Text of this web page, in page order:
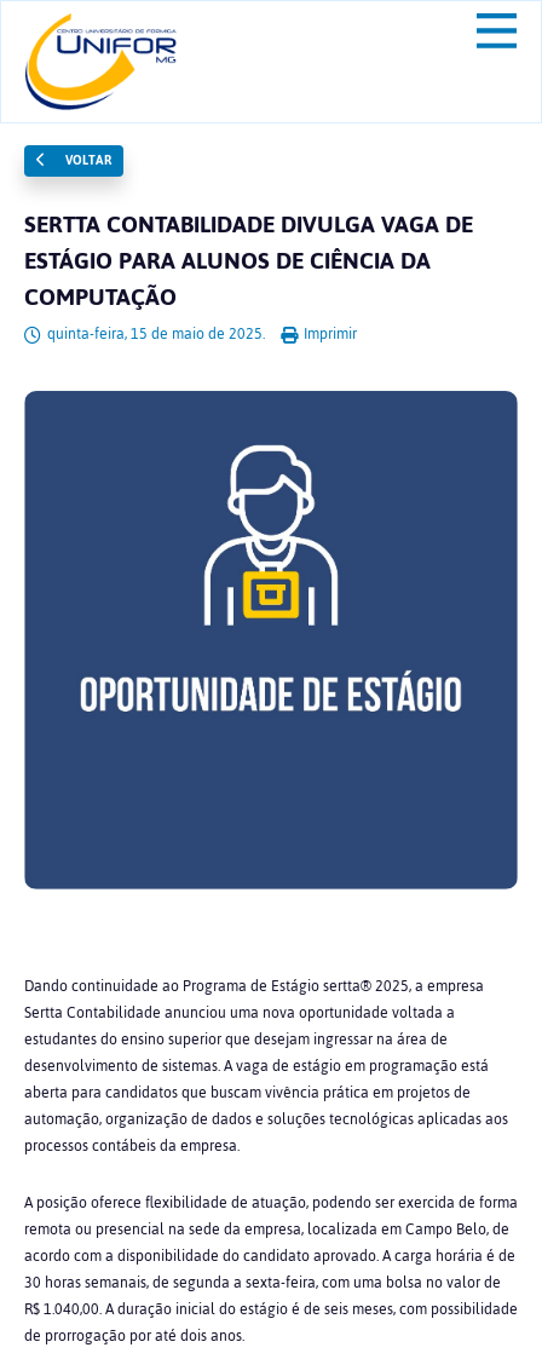
VOLTAR
SERTTA CONTABILIDADE DIVULGA VAGA DE
ESTÁGIO PARA ALUNOS DE CIÊNCIA DA
COMPUTAÇÃO
quinta-feira, 15 de maio de 2025. Imprimir
Dando continuidade ao Programa de Estágio sertta® 2025, a empresa
Sertta Contabilidade anunciou uma nova oportunidade voltada a
estudantes do ensino superior que desejam ingressar na área de
desenvolvimento de sistemas. A vaga de estágio em programação está
aberta para candidatos que buscam vivência prática em projetos de
automação, organização de dados e soluções tecnológicas aplicadas aos
processos contábeis da empresa.
A posição oferece flexibilidade de atuação, podendo ser exercida de forma
remota ou presencial na sede da empresa, localizada em Campo Belo, de
acordo com a disponibilidade do candidato aprovado. A carga horária é de
30 horas semanais, de segunda a sexta-feira, com uma bolsa no valor de
R$ 1.040,00. A duração inicial do estágio é de seis meses, com possibilidade
de prorrogação por até dois anos.